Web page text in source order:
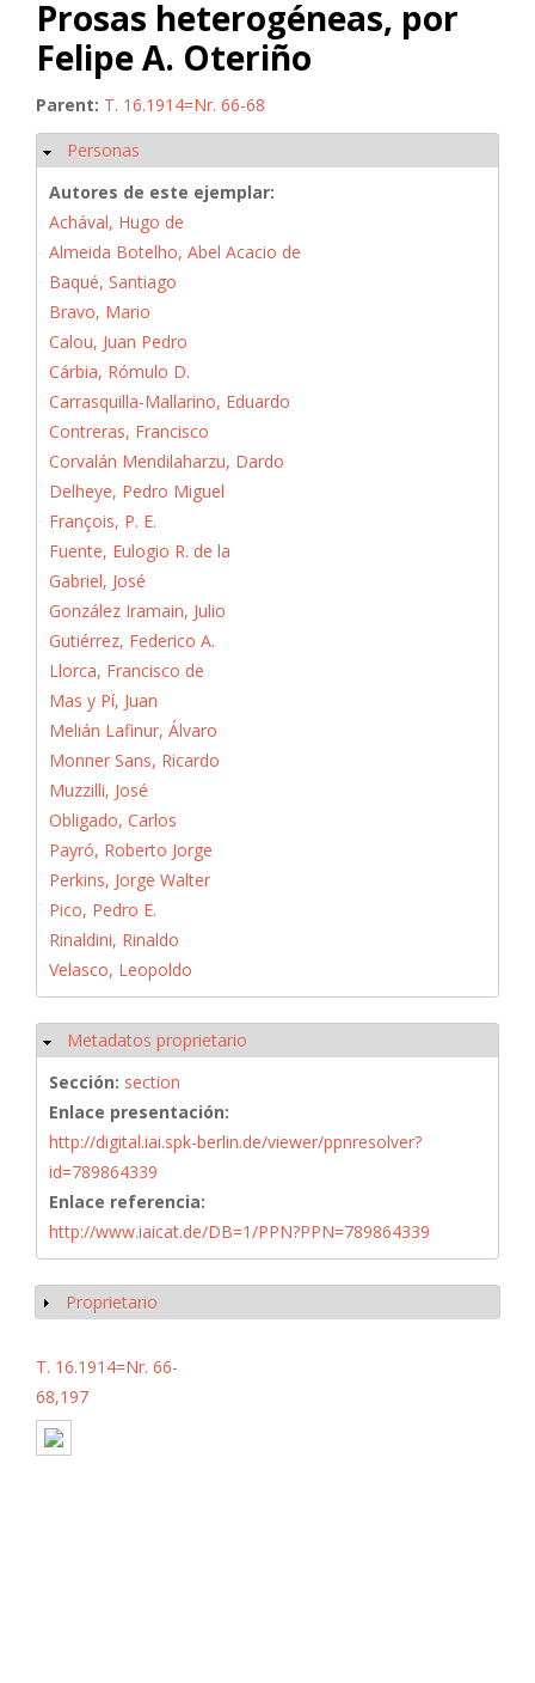
Prosas heterogéneas, por
Felipe A. Oteriño
Parent: T. 16.1914=Nr. 66-68
Ocultar
Personas
Autores de este ejemplar:
Achával, Hugo de
Almeida Botelho, Abel Acacio de
Baqué, Santiago
Bravo, Mario
Calou, Juan Pedro
Cárbia, Rómulo D.
Carrasquilla-Mallarino, Eduardo
Contreras, Francisco
Corvalán Mendilaharzu, Dardo
Delheye, Pedro Miguel
François, P. E.
Fuente, Eulogio R. de la
Gabriel, José
González Iramain, Julio
Gutiérrez, Federico A.
Llorca, Francisco de
Mas y Pí, Juan
Melián Lafinur, Álvaro
Monner Sans, Ricardo
Muzzilli, José
Obligado, Carlos
Payró, Roberto Jorge
Perkins, Jorge Walter
Pico, Pedro E.
Rinaldini, Rinaldo
Velasco, Leopoldo
Ocultar
Metadatos proprietario
Sección: section
Enlace presentación:
http://digital.iai.spk-berlin.de/viewer/ppnresolver?
id=789864339
Enlace referencia:
http://www.iaicat.de/DB=1/PPN?PPN=789864339
Mostrar
Proprietario
T. 16.1914=Nr. 66-
68,197